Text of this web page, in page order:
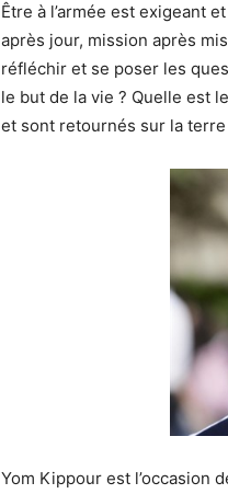
Être à l’armée est exigeant
après jour, mission après
réfléchir et se poser les
le but de la vie ? Quelle est
et sont retournés sur la
Yom Kippour est l’occasion